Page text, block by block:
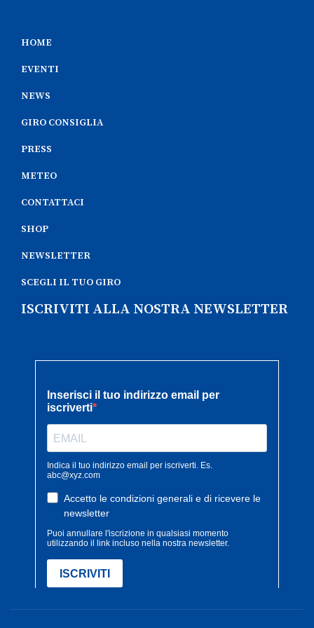
HOME
EVENTI
NEWS
GIRO CONSIGLIA
PRESS
METEO
CONTATTACI
SHOP
NEWSLETTER
SCEGLI IL TUO GIRO
ISCRIVITI ALLA NOSTRA NEWSLETTER